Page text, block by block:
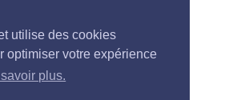
utilise des cookies
optimiser votre expérience
plus.